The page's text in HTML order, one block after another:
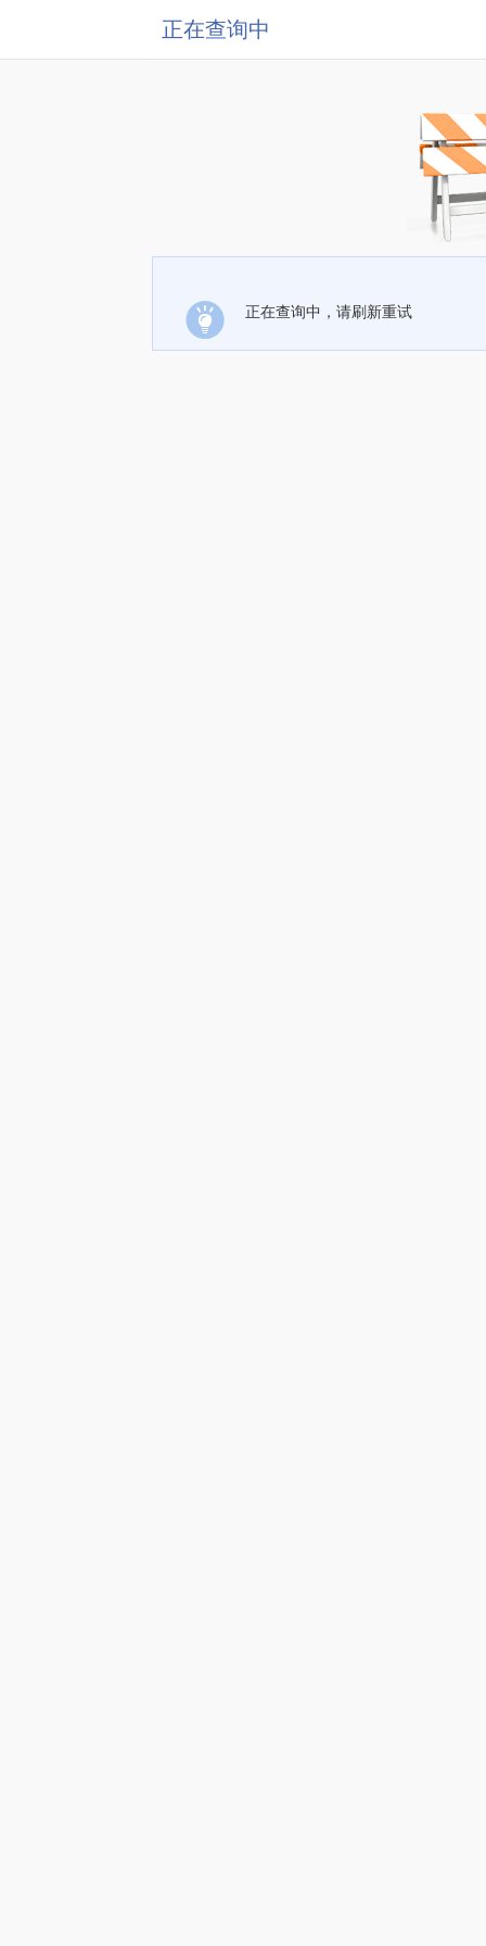
正在查询中
正在查询中，请刷新重试